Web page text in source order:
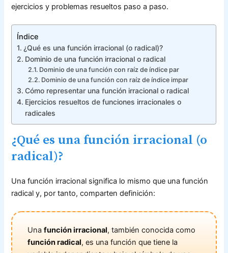
ejercicios y problemas resueltos paso a paso.
Índice
¿Qué es una función irracional (o radical)?
Dominio de una función irracional o radical
Dominio de una función con raíz de índice par
Dominio de una función con raíz de índice impar
Cómo representar una función irracional o radical
Ejercicios resueltos de funciones irracionales o
radicales
¿Qué es una función irracional (o
radical)?
Una función irracional significa lo mismo que una función
radical y, por tanto, comparten definición:
Unafunción irracional, también conocida como
función radical, es una función que tiene la